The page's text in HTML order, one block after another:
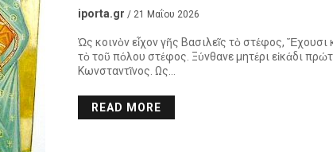
iporta.gr / 21 Μαΐου 2026
Ὡς κοινὸν εἶχον γῆς Βασιλεῖς τὸ στέφος, Ἔχουσι
τὸ τοῦ πόλου στέφος. Ξύνθανε μητέρι εἰκάδι
Κωνσταντῖνος. Ως…
READ MORE